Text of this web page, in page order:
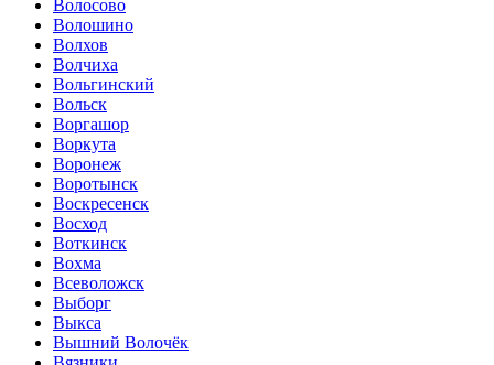
Волосово
Волошино
Волхов
Волчиха
Вольгинский
Вольск
Воргашор
Воркута
Воронеж
Воротынск
Воскресенск
Восход
Воткинск
Вохма
Всеволожск
Выборг
Выкса
Вышний Волочёк